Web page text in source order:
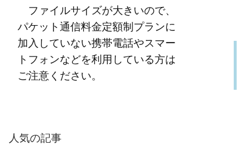
ファイルサイズが大きいので、
パケット通信料金定額制プランに
加入していない携帯電話やスマー
トフォンなどを利用している方は
ご注意ください。
人気の記事